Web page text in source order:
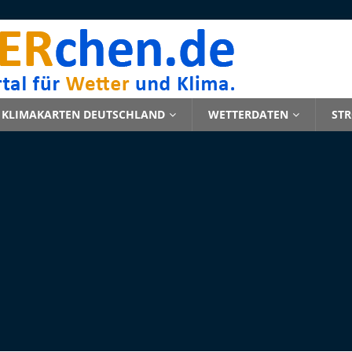
KLIMAKARTEN DEUTSCHLAND WETTERDATEN